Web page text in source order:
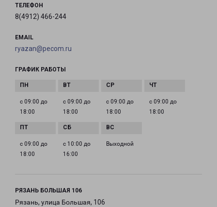
ТЕЛЕФОН
8(4912) 466-244
EMAIL
ryazan@pecom.ru
ГРАФИК РАБОТЫ
с 09:00 до
18:00
с 09:00 до
18:00
с 09:00 до
18:00
с 09:00 до
18:00
с 09:00 до
18:00
с 10:00 до
16:00
Выходной
РЯЗАНЬ БОЛЬШАЯ 106
Рязань, улица Большая, 106